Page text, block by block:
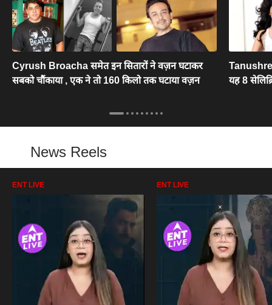
Cyrush Broacha समेत इन सितारों ने वज़न घटाकर
सबको चौंकाया , एक ने तो 160 किलो तक घटाया वज़न
यह 8
News Reels
ENT LIVE ENT LIVE